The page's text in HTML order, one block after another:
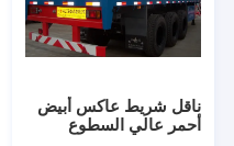
ناقل شريط عاكس أبيض
أحمر عالي السطوع